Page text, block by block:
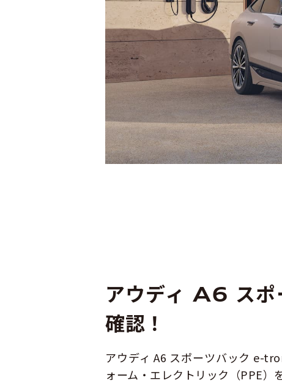
アウディ A6 ス
確認！
アウディ A6 スポーツバック e-
ォーム・エレクトリック（PPE）